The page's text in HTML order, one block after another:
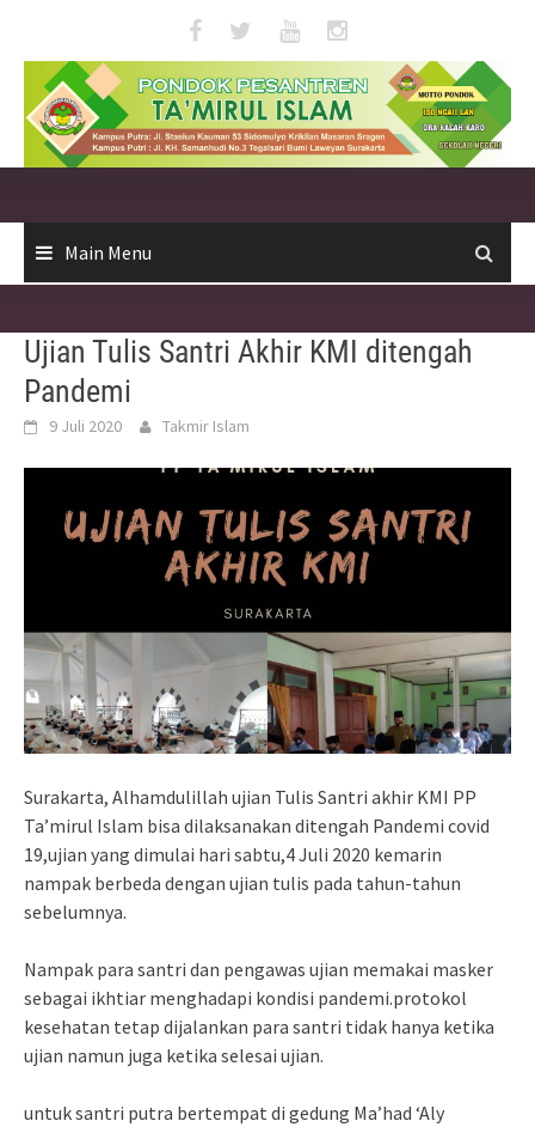
content
Main Menu
Ujian Tulis Santri Akhir KMI ditengah
Pandemi
9 Juli 2020 Takmir Islam
Surakarta, Alhamdulillah ujian Tulis Santri akhir KMI PP
Ta’mirul Islam bisa dilaksanakan ditengah Pandemi covid
19,ujian yang dimulai hari sabtu,4 Juli 2020 kemarin
nampak berbeda dengan ujian tulis pada tahun-tahun
sebelumnya.
Nampak para santri dan pengawas ujian memakai masker
sebagai ikhtiar menghadapi kondisi pandemi.protokol
kesehatan tetap dijalankan para santri tidak hanya ketika
ujian namun juga ketika selesai ujian.
untuk santri putra bertempat di gedung Ma’had ‘Aly